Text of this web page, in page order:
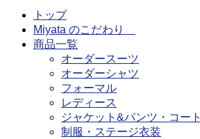
トップ
Miyata のこだわり
商品一覧
オーダースーツ
オーダーシャツ
フォーマル
レディース
ジャケット&パンツ・コート
制服・ステージ衣装